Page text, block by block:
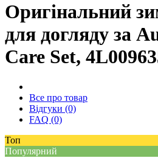
Оригінальний
для догляду за
Care Set,
Все про товар
Відгуки (0)
FAQ (0)
Топ
Популярний